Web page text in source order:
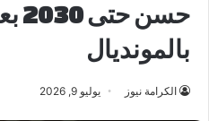
بالمونديال
الكرامة نيوز يوليو 9, 2026